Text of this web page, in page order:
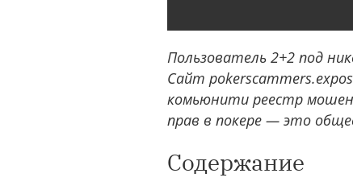
Пользователь 2+2 под
Сайт
комьюнити реестр
прав в покере — это
Содержание